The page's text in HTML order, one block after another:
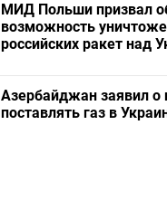
МИД Польши призвал
возможность
российских ракет над
Азербайджан заявил о
поставлять газ в